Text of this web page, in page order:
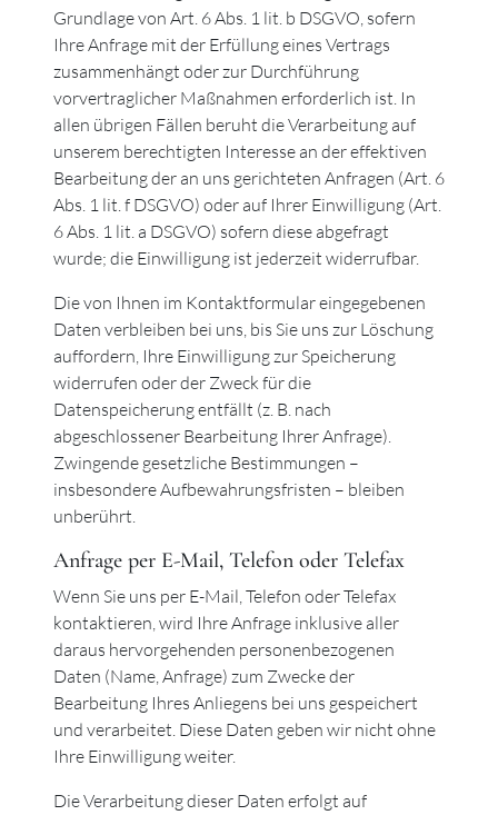
Grundlage von Art. 6 Abs. 1 lit. b DSGVO, sofern
Ihre Anfrage mit der Erfüllung eines Vertrags
zusammenhängt oder zur Durchführung
vorvertraglicher Maßnahmen erforderlich ist. In
allen übrigen Fällen beruht die Verarbeitung auf
unserem berechtigten Interesse an der effektiven
Bearbeitung der an uns gerichteten Anfragen (Art. 6
Abs. 1 lit. f DSGVO) oder auf Ihrer Einwilligung (Art.
6 Abs. 1 lit. a DSGVO) sofern diese abgefragt
wurde; die Einwilligung ist jederzeit widerrufbar.
Die von Ihnen im Kontaktformular eingegebenen
Daten verbleiben bei uns, bis Sie uns zur Löschung
auffordern, Ihre Einwilligung zur Speicherung
widerrufen oder der Zweck für die
Datenspeicherung entfällt (z. B. nach
abgeschlossener Bearbeitung Ihrer Anfrage).
Zwingende gesetzliche Bestimmungen –
insbesondere Aufbewahrungsfristen – bleiben
unberührt.
Anfrage per E-Mail, Telefon oder Telefax
Wenn Sie uns per E-Mail, Telefon oder Telefax
kontaktieren, wird Ihre Anfrage inklusive aller
daraus hervorgehenden personenbezogenen
Daten (Name, Anfrage) zum Zwecke der
Bearbeitung Ihres Anliegens bei uns gespeichert
und verarbeitet. Diese Daten geben wir nicht ohne
Ihre Einwilligung weiter.
Die Verarbeitung dieser Daten erfolgt auf